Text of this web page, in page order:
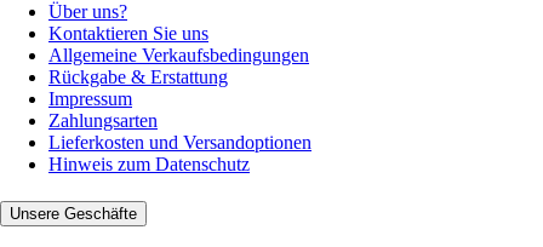
Über uns?
Kontaktieren Sie uns
Allgemeine Verkaufsbedingungen
Rückgabe & Erstattung
Impressum
Zahlungsarten
Lieferkosten und Versandoptionen
Hinweis zum Datenschutz
Unsere Geschäfte